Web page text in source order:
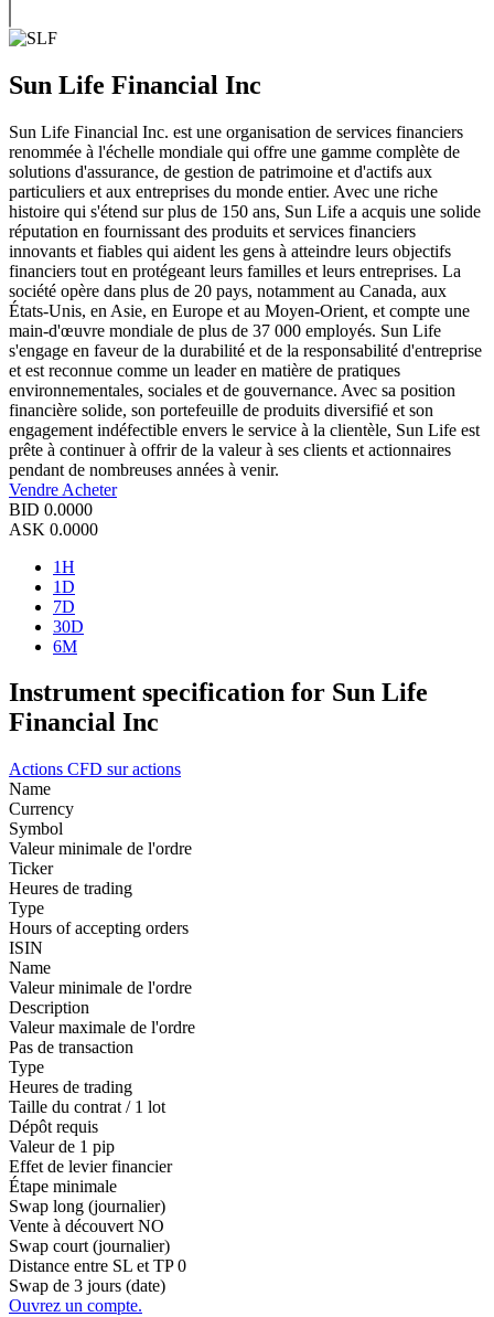
Sun Life Financial Inc
Sun Life Financial Inc. est une organisation de services financiers
renommée à l'échelle mondiale qui offre une gamme complète de
solutions d'assurance, de gestion de patrimoine et d'actifs aux
particuliers et aux entreprises du monde entier. Avec une riche
histoire qui s'étend sur plus de 150 ans, Sun Life a acquis une solide
réputation en fournissant des produits et services financiers
innovants et fiables qui aident les gens à atteindre leurs objectifs
financiers tout en protégeant leurs familles et leurs entreprises. La
société opère dans plus de 20 pays, notamment au Canada, aux
États-Unis, en Asie, en Europe et au Moyen-Orient, et compte une
main-d'œuvre mondiale de plus de 37 000 employés. Sun Life
s'engage en faveur de la durabilité et de la responsabilité d'entreprise
et est reconnue comme un leader en matière de pratiques
environnementales, sociales et de gouvernance. Avec sa position
financière solide, son portefeuille de produits diversifié et son
engagement indéfectible envers le service à la clientèle, Sun Life est
prête à continuer à offrir de la valeur à ses clients et actionnaires
pendant de nombreuses années à venir.
Vendre Acheter
BID 0.0000
ASK 0.0000
1H
1D
7D
30D
6M
Instrument specification for Sun Life
Financial Inc
Actions CFD sur actions
Name
Currency
Symbol
Valeur minimale de l'ordre
Ticker
Heures de trading
Type
Hours of accepting orders
ISIN
Name
Valeur minimale de l'ordre
Description
Valeur maximale de l'ordre
Pas de transaction
Type
Heures de trading
Taille du contrat / 1 lot
Dépôt requis
Valeur de 1 pip
Effet de levier financier
Étape minimale
Swap long (journalier)
Vente à découvert NO
Swap court (journalier)
Distance entre SL et TP 0
Swap de 3 jours (date)
Ouvrez un compte.